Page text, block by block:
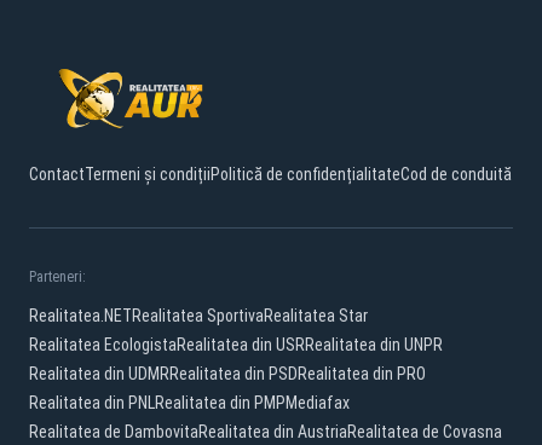
ContactTermeni și condițiiPolitică de confidențialitateCod de conduită
Parteneri:
Realitatea.NETRealitatea SportivaRealitatea Star
Realitatea EcologistaRealitatea din USRRealitatea din UNPR
Realitatea din UDMRRealitatea din PSDRealitatea din PRO
Realitatea din PNLRealitatea din PMPMediafax
Realitatea de DambovitaRealitatea din AustriaRealitatea de Covasna